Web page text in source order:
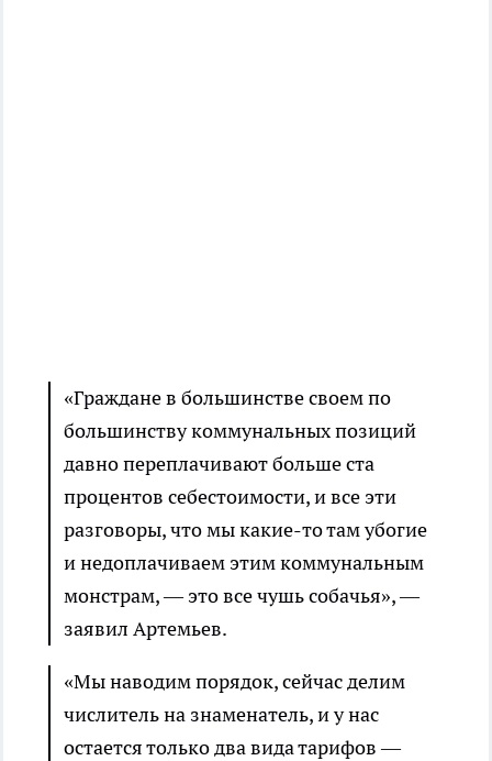
«Граждане в большинстве своем по
большинству коммунальных позиций
давно переплачивают больше ста
процентов себестоимости, и все эти
разговоры, что мы какие-то там убогие
и недоплачиваем этим коммунальным
монстрам, — это все чушь собачья», —
заявил Артемьев.
«Мы наводим порядок, сейчас делим
числитель на знаменатель, и у нас
остается только два вида тарифов —